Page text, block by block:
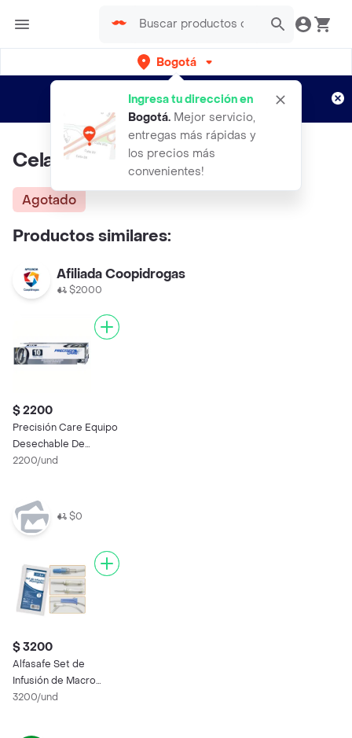
Bogotá
Ingresa tu dirección en
Bogotá. Mejor servicio,
entregas más rápidas y
los precios más
convenientes!
envíos gratis por semanas
Aplican TyC
Celab Recolector Coprológico
Agotado
Productos similares:
Afiliada Coopidrogas
$2000
$ 2200
Precisión Care Equipo
Desechable De
Infusion
2200/und
$0
$ 3200
Alfasafe Set de
Infusión de Macro
Goteo
3200/und